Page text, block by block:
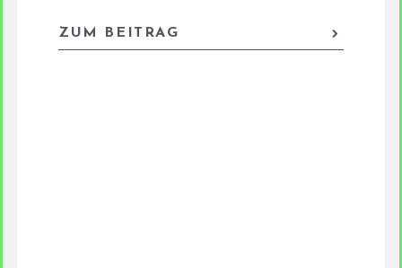
ZUM BEITRAG